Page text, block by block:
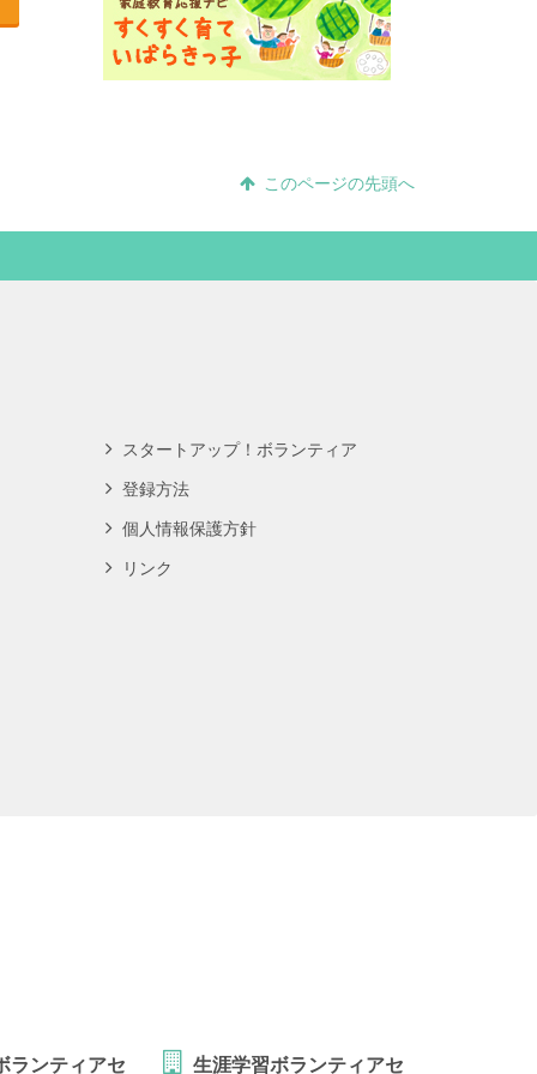
このページの先頭へ
スタートアップ！ボランティア
登録方法
個人情報保護方針
リンク
ランティアセ 生涯学習ボランティアセ